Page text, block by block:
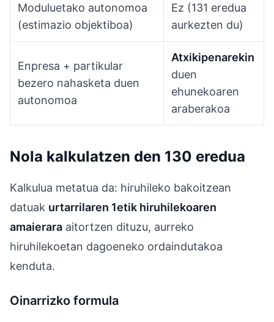
Moduluetako autonomoa
(estimazio objektiboa)
Ez (131 eredua
aurkezten du)
Enpresa + partikular
bezero nahasketa duen
autonomoa
Atxikipenarekin
duen
ehunekoaren
araberakoa
Nola kalkulatzen den 130 eredua
Kalkulua metatua da: hiruhileko bakoitzean
datuak urtarrilaren 1etik hiruhilekoaren
amaierara aitortzen dituzu, aurreko
hiruhilekoetan dagoeneko ordaindutakoa
kenduta.
Oinarrizko formula